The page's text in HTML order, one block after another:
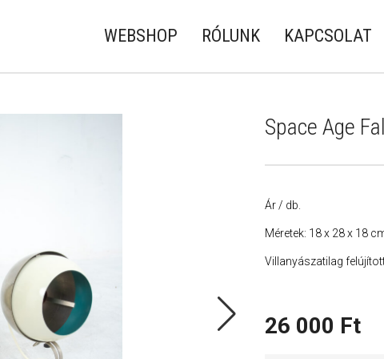
WEBSHOP RÓLUNK KAPCSOLAT
Space Age
Ár / db.
Méretek: 18 x 28 x 18
Villanyászatilag
26 000 Ft